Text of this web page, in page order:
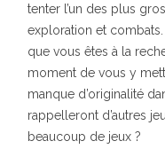
tenter l’un des plus
exploration et combats.
que vous êtes à la
moment de vous y
manque d’originalité
rappelleront d’autres
beaucoup de jeux ?